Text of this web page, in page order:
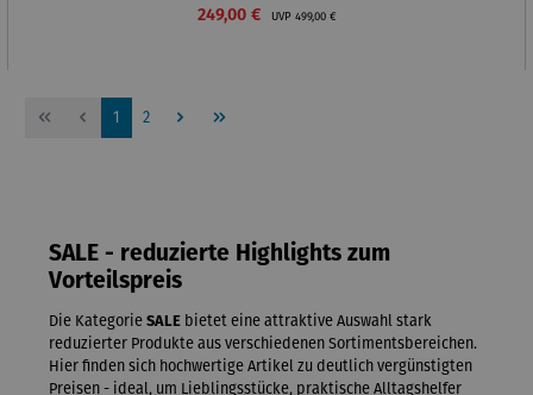
Verkaufspreis:
249,00 € UVP Regulärer Preis:
499,00 €
Seite
1 Seite
2
SALE - reduzierte Highlights zum
Vorteilspreis
Die Kategorie SALE bietet eine attraktive Auswahl stark
reduzierter Produkte aus verschiedenen Sortimentsbereichen.
Hier finden sich hochwertige Artikel zu deutlich vergünstigten
Preisen - ideal, um Lieblingsstücke, praktische Alltagshelfer